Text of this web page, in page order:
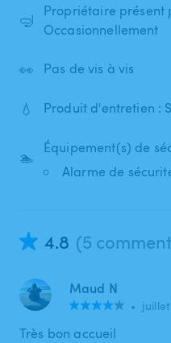
🤿
Propriétaire présent
Occasionnellement
👀 Pas de vis à vis
💧 Produit d'entretien :
🏊
Équipement(s) de
Alarme de
4.8 (5
Maud N
•
Très bon accueil